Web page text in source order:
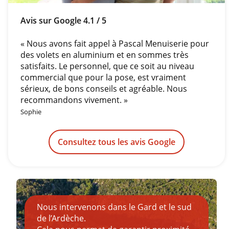
Avis sur Google 4.1 / 5
« Nous avons fait appel à Pascal Menuiserie pour
des volets en aluminium et en sommes très
satisfaits. Le personnel, que ce soit au niveau
commercial que pour la pose, est vraiment
sérieux, de bons conseils et agréable. Nous
recommandons vivement. »
Sophie
Consultez tous les avis Google
Nous intervenons dans le Gard et le sud
de l’Ardèche.